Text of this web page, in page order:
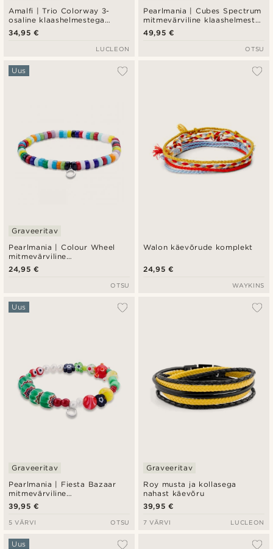
Amalfi | Trio Colorway 3-
osaline klaashelmestega
käevõrude komplekt
34,95 €
LUCLEON
Pearlmania | Cubes Spectrum
mitmevärviline klaashelmeste
ja roostevabast terasest
käevõrude komplekt
49,95 €
OTSU
Pearlmania | Colour Wheel
mitmevärviline
klaashelmestega käevõru
Uus
Graveeritav
24,95 €
OTSU
Walon käevõrude komplekt
24,95 €
WAYKINS
Pearlmania | Fiesta Bazaar
mitmevärviline
klaashelmestega käevõru
Uus
Graveeritav
39,95 €
5 VÄRVI OTSU
Roy musta ja kollasega
nahast käevõru
Graveeritav
39,95 €
7 VÄRVI LUCLEON
Uus